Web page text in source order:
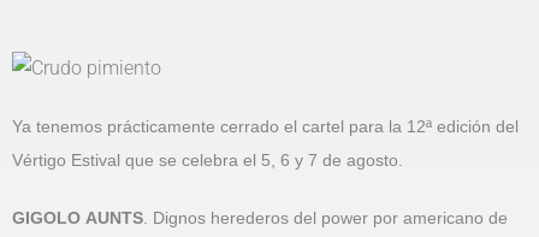
Ya tenemos prácticamente cerrado el cartel para la 12ª edición del
Vértigo Estival que se celebra el 5, 6 y 7 de agosto.
GIGOLO AUNTS. Dignos herederos del power por americano de